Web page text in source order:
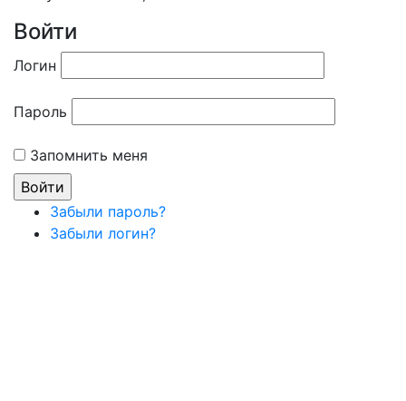
Войти
Логин
Пароль
Запомнить меня
Забыли пароль?
Забыли логин?